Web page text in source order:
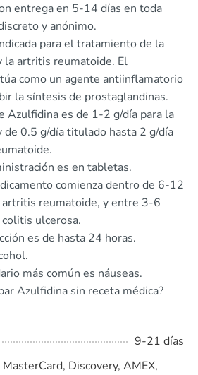
entrega en 5-14 días en toda
y anónimo.
para el tratamiento de la
la artritis reumatoide. El
como un agente antiinflamatorio
la síntesis de prostaglandinas.
Azulfidina es de 1-2 g/día para la
de 0.5 g/día titulado hasta 2 g/día
es en tabletas.
comienza dentro de 6-12
artritis reumatoide, y entre 3-6
ulcerosa.
es de hasta 24 horas.
más común es náuseas.
Azulfidina sin receta médica?
9-21 días
MasterCard, Discovery, AMEX,